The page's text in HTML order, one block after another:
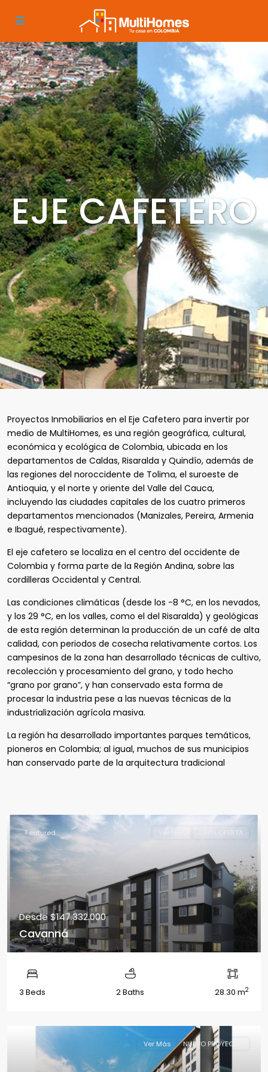
EJE CAFETERO
Proyectos Inmobiliarios en el Eje Cafetero para invertir por
medio de MultiHomes, es una región geográfica, cultural,
económica y ecológica de Colombia, ubicada en los
departamentos de Caldas, Risaralda y Quindío, además de
las regiones del noroccidente de Tolima, el suroeste de
Antioquia, y el norte y oriente del Valle del Cauca,​
incluyendo las ciudades capitales de los cuatro primeros
departamentos mencionados (Manizales, Pereira, Armenia
e Ibagué, respectivamente).
El eje cafetero se localiza en el centro del occidente de
Colombia y forma parte de la Región Andina, sobre las
cordilleras Occidental y Central.​
Las condiciones climáticas (desde los -8 °C, en los nevados,
y los 29 °C, en los valles, como el del Risaralda) y geológicas
de esta región determinan la producción de un café de alta
calidad, con periodos de cosecha relativamente cortos. Los
campesinos de la zona han desarrollado técnicas de cultivo,
recolección y procesamiento del grano, y todo hecho
“grano por grano”, y han conservado esta forma de
procesar la industria pese a las nuevas técnicas de la
industrialización agrícola masiva.
La región ha desarrollado importantes parques temáticos,
pioneros en Colombia; al igual, muchos de sus municipios
han conservado parte de la arquitectura tradicional
Featured Ver Más GRAN OFERTA
Desde$147.332.000
Cavanná
3 Beds 2 Baths 28.30 m2
Ver Más NUEVO PROYECTO